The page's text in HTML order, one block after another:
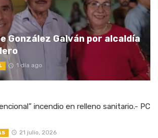
González Galván por alcaldía
1 día ago
incendio en relleno sanitario.- PC
21 julio, 2026